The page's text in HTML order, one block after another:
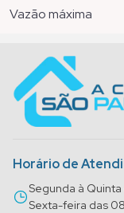
vazão máxima
Horário de
Segunda à
Sexta-feira das